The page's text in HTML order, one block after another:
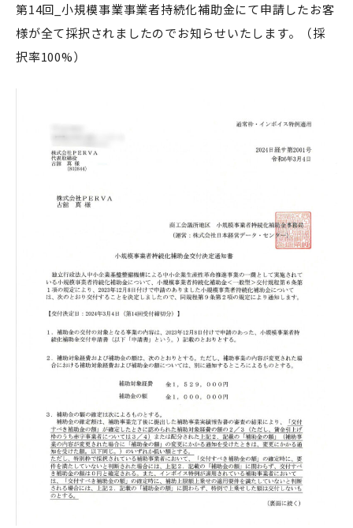
第14回_小規模事業事業者持続化補助金にて申請したお客
様が全て採択されましたのでお知らせいたします。（採
択率100%）